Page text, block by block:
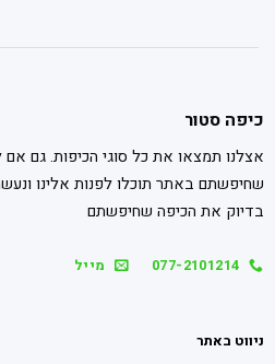
כיפה סטור
אצלנו תמצאו את כל סוגי הכיפות. גם
שחיפשתם באתר תוכלו לפנות אלינו
בדיוק את הכיפה שחיפשתם
077-2101214 מייל
ניווט באתר